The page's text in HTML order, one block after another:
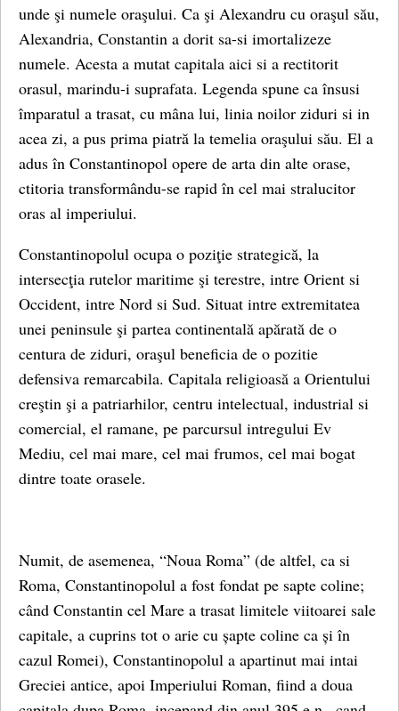
unde şi numele oraşului. Ca şi Alexandru cu oraşul său,
Alexandria, Constantin a dorit sa-si imortalizeze
numele. Acesta a mutat capitala aici si a rectitorit
orasul, marindu-i suprafata. Legenda spune ca însusi
împaratul a trasat, cu mâna lui, linia noilor ziduri si in
acea zi, a pus prima piatră la temelia oraşului său. El a
adus în Constantinopol opere de arta din alte orase,
ctitoria transformându-se rapid în cel mai stralucitor
oras al imperiului.
Constantinopolul ocupa o poziţie strategică, la
intersecţia rutelor maritime şi terestre, intre Orient si
Occident, intre Nord si Sud. Situat intre extremitatea
unei peninsule şi partea continentală apărată de o
centura de ziduri, oraşul beneficia de o pozitie
defensiva remarcabila. Capitala religioasă a Orientului
creştin şi a patriarhilor, centru intelectual, industrial si
comercial, el ramane, pe parcursul intregului Ev
Mediu, cel mai mare, cel mai frumos, cel mai bogat
dintre toate orasele.
Numit, de asemenea, “Noua Roma” (de altfel, ca si
Roma, Constantinopolul a fost fondat pe sapte coline;
când Constantin cel Mare a trasat limitele viitoarei sale
capitale, a cuprins tot o arie cu șapte coline ca și în
cazul Romei), Constantinopolul a apartinut mai intai
Greciei antice, apoi Imperiului Roman, fiind a doua